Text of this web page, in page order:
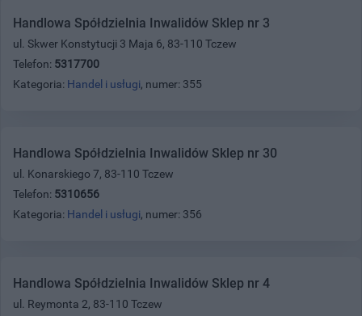
Handlowa Spółdzielnia Inwalidów Sklep nr 3
ul. Skwer Konstytucji 3 Maja 6, 83-110 Tczew
Telefon: 5317700
Kategoria: Handel i usługi, numer: 355
Handlowa Spółdzielnia Inwalidów Sklep nr 30
ul. Konarskiego 7, 83-110 Tczew
Telefon: 5310656
Kategoria: Handel i usługi, numer: 356
Handlowa Spółdzielnia Inwalidów Sklep nr 4
ul. Reymonta 2, 83-110 Tczew